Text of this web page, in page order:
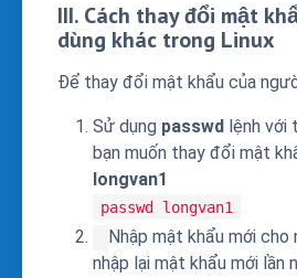
III. Cách thay đổi mật
dùng khác trong Linux
Để thay đổi mật khẩu của
Sử dụng passwd lệnh với
bạn muốn thay đổi mật
longvan1
passwd longvan1
Nhập mật khẩu mới cho
nhập lại mật khẩu mới lần